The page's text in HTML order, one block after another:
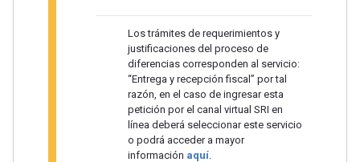
Los trámites de requerimientos y
justificaciones del proceso de
diferencias corresponden al servicio:
“Entrega y recepción fiscal” por tal
razón, en el caso de ingresar esta
petición por el canal virtual SRI en
línea deberá seleccionar este servicio
o podrá acceder a mayor
información aquí.